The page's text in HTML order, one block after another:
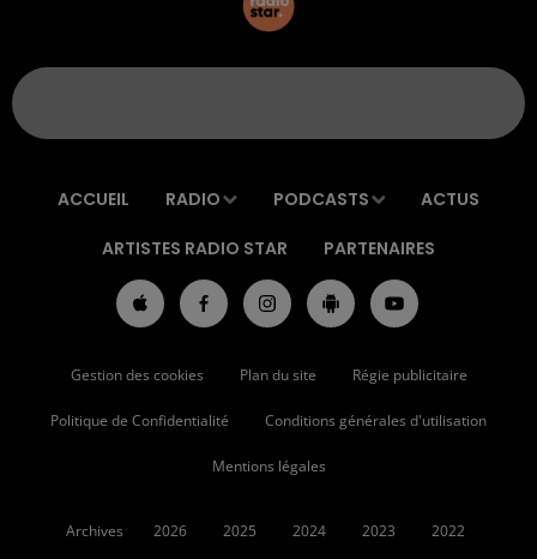
ACCUEIL RADIO PODCASTS ACTUS
ARTISTES RADIO STAR PARTENAIRES
Gestion des cookies Plan du site Régie publicitaire
Politique de Confidentialité Conditions générales d'utilisation
Mentions légales
Archives 2026 2025 2024 2023 2022